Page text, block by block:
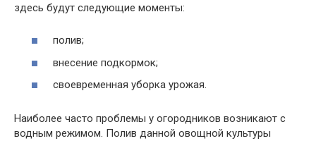
здесь будут следующие моменты:
полив;
внесение подкормок;
своевременная уборка урожая.
Наиболее часто проблемы у огородников возникают с
водным режимом. Полив данной овощной культуры